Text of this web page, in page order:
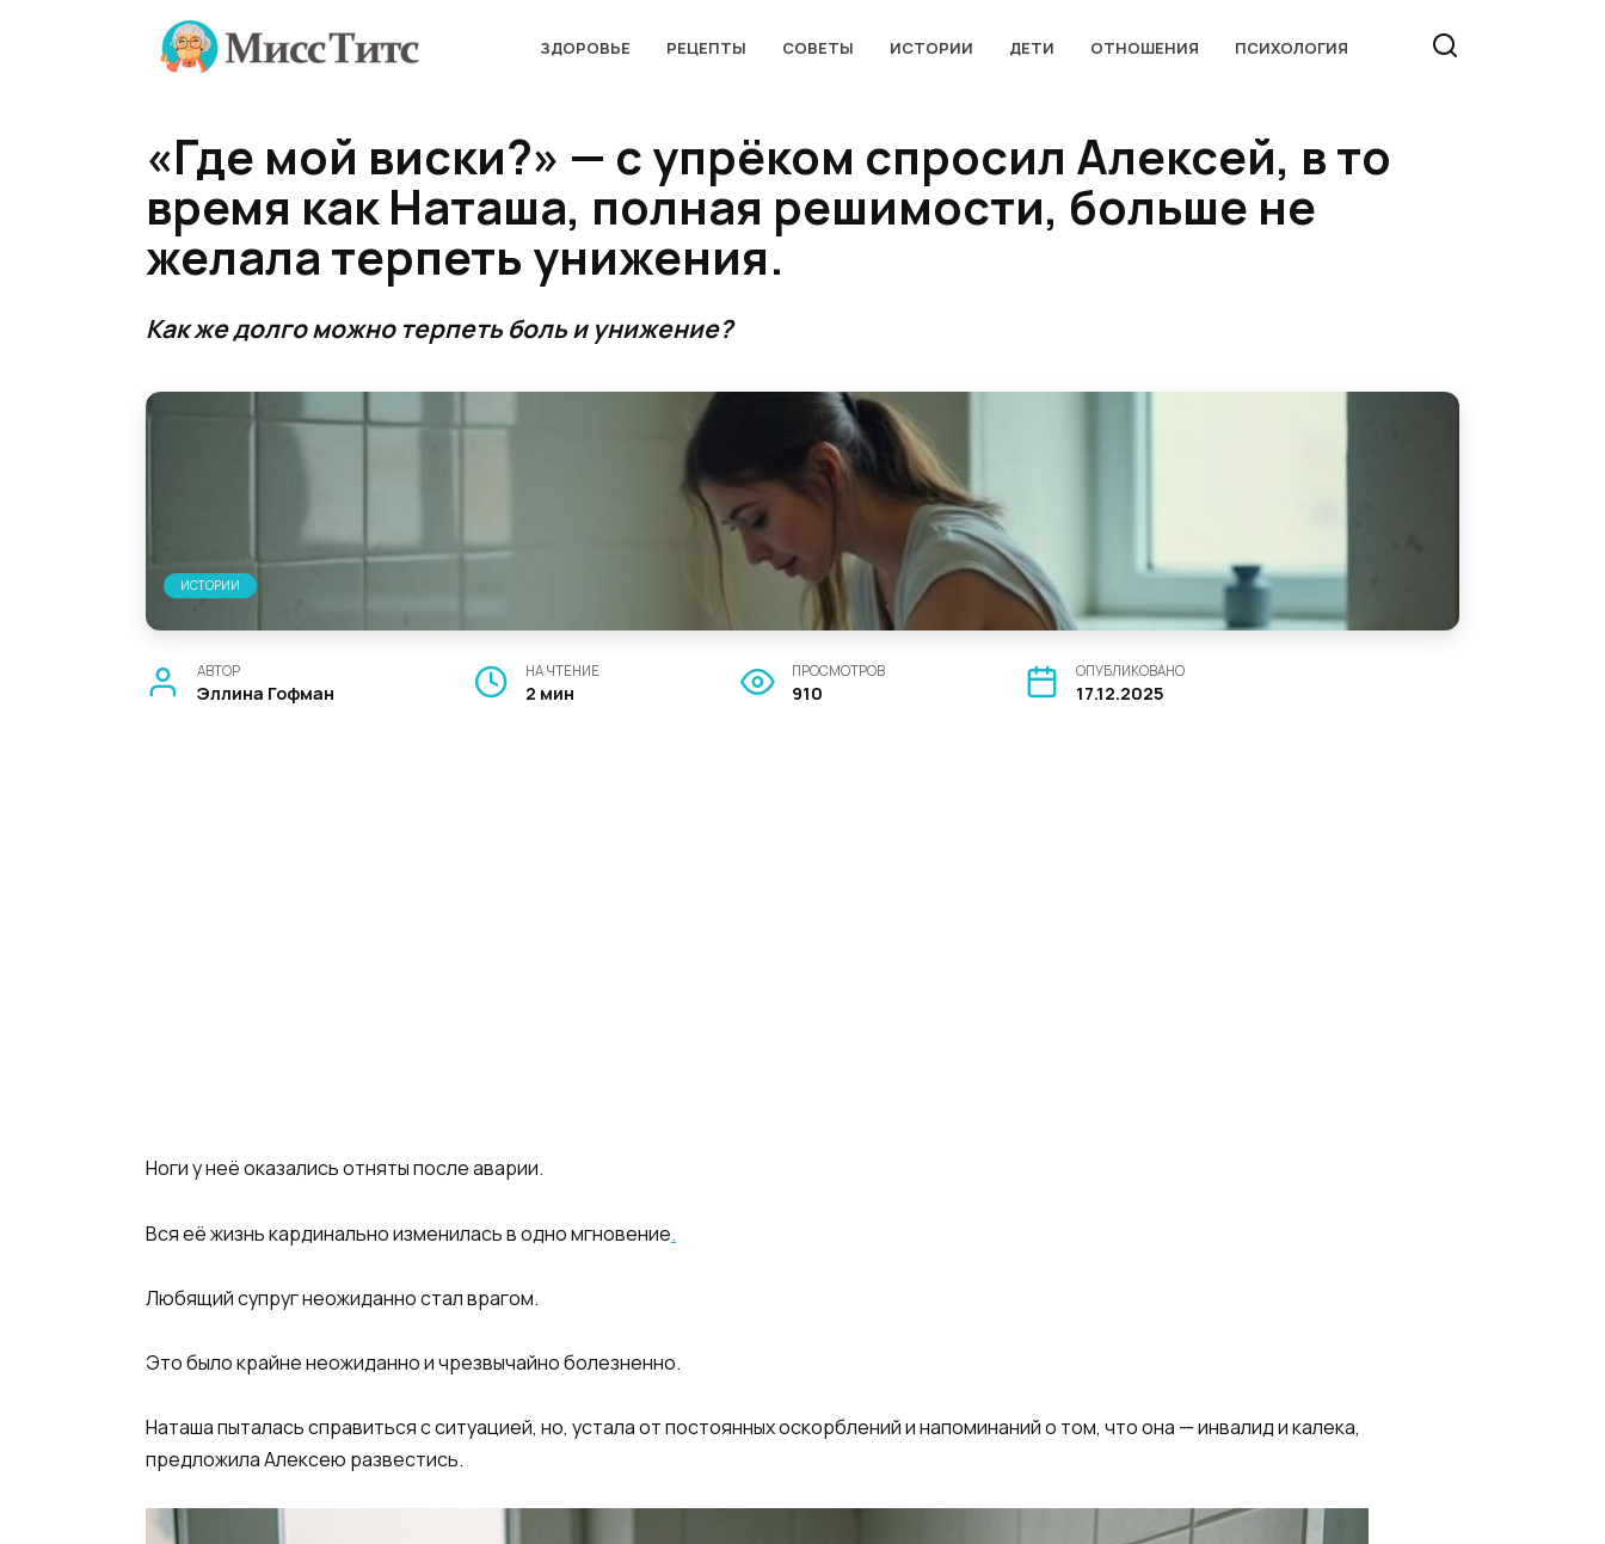
ЗДОРОВЬЕ РЕЦЕПТЫ СОВЕТЫ ИСТОРИИ ДЕТИ ОТНОШЕНИЯ ПСИХОЛОГИЯ
«Где мой виски?» — с упрёком спросил Алексей, в то
время как Наташа, полная решимости, больше не
желала терпеть унижения.
Как же долго можно терпеть боль и унижение?
ИСТОРИИ
АВТОР
Эллина Гофман
НА ЧТЕНИЕ
2 мин
ПРОСМОТРОВ
910
ОПУБЛИКОВАНО
17.12.2025
Ноги у неё оказались отняты после аварии.
Вся её жизнь кардинально изменилась в одно мгновение.
Любящий супруг неожиданно стал врагом.
Это было крайне неожиданно и чрезвычайно болезненно.
Наташа пыталась справиться с ситуацией, но, устала от постоянных оскорблений и напоминаний о том, что она — инвалид и калека,
предложила Алексею развестись.